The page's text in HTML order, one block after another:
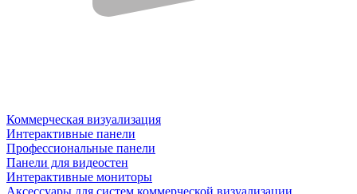
Коммерческая визуализация
Интерактивные панели
Профессиональные панели
Панели для видеостен
Интерактивные мониторы